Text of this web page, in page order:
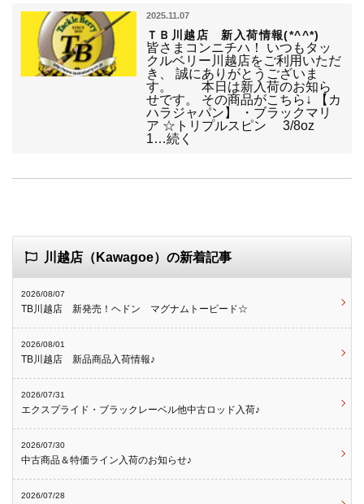
2025.11.07
ＴＢ川越店 新入荷情報(*^^*)
皆さまコンニチハ！ いつもタッ
クルベリー川越店をご利用いただ
き、 誠にありがとうございま
す。 本日は新入荷のお知ら
せです。 その商品がこちら↓ 【カ
ハラジャパン】 ・ブラックマリ
ア ☆トリプルスピン 3/8oz
1…続く
川越店（Kawagoe）の新着記事
2026/08/07
TB川越店 新発売！ヘドン マグナムトーピード☆
2026/08/01
TB川越店 新品商品入荷情報♪
2026/07/31
エクスプライド・ブラックレーベル他中古ロッド入荷♪
2026/07/30
中古商品＆特価ライン入荷のお知らせ♪
2026/07/28